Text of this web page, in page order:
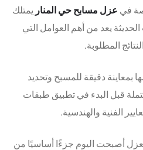
في عزل مسابح حي المنار يمتلك
الحديثة يعد من أهم العوامل التي
المطلوبة.
بمعاينة دقيقة للمسبح وتحديد
قبل البدء في تطبيق طبقات
الفنية والهندسية.
أصبحت اليوم جزءًا أساسيًا من